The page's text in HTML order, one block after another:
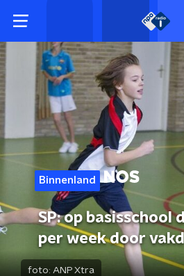
Binnenland
SP: op basisschool
per week door
foto: ANP Xtra